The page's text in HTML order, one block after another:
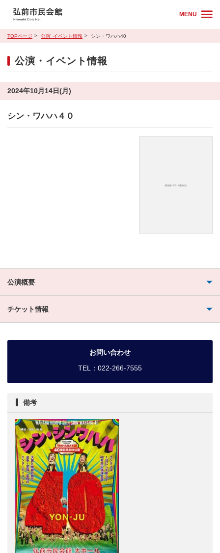
MENU
TOPページ 公演･イベント情報 シン・ワハハ40
公演・イベント情報
2024年10月14日(月)
シン・ワハハ４０
公演概要
チケット情報
お問い合わせ
TEL：022-266-7555
備考